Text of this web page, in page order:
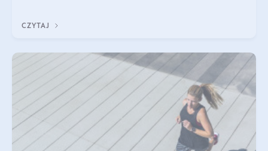
CZYTAJ